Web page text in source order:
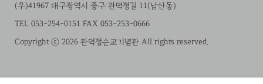
(우)41967 대구광역시 중구 관덕정길 11(남산동)
TEL 053-254-0151 FAX 053-253-0666
Copyright ⓒ 2026 관덕정순교기념관 All rights reserved.